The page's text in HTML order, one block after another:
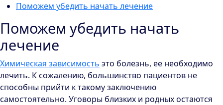
Поможем убедить начать лечение
Поможем убедить начать
лечение
Химическая зависимость это болезнь, ее необходимо
лечить. К сожалению, большинство пациентов не
способны прийти к такому заключению
самостоятельно. Уговоры близких и родных остаются